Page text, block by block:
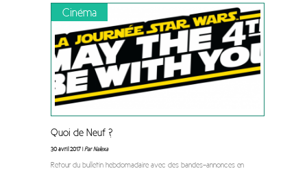
Cinéma
Quoi de Neuf ?
30 avril 2017 |Par Nalexa
Retour du bulletin hebdomadaire avec des bandes-annonces en